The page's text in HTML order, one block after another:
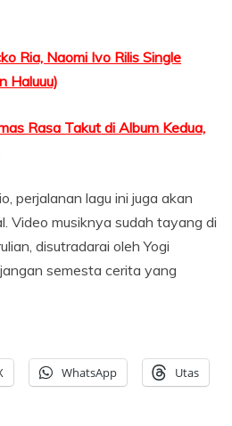
Ria, Naomi Ivo Rilis Single
Haluuu)
Rasa Takut di Album Kedua,
perjalanan lagu ini juga akan
Video musiknya sudah tayang di
disutradarai oleh Yogi
semesta cerita yang
WhatsApp Utas